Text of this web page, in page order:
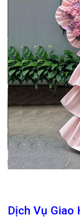
Dịch Vụ Giao